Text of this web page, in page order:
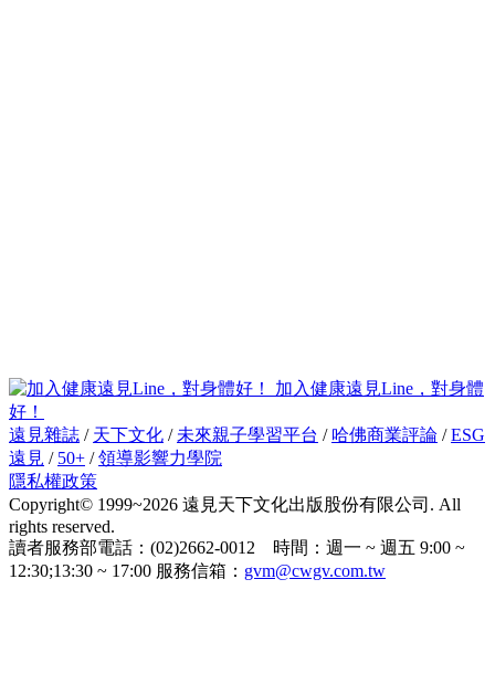
加入健康遠見Line，對身體
好！
遠見雜誌 / 天下文化 / 未來親子學習平台 / 哈佛商業評論 /ESG
遠見 / 50+ /領導影響力學院
隱私權政策
Copyright© 1999~2026 遠見天下文化出版股份有限公司. All
rights reserved.
讀者服務部電話：(02)2662-0012 時間：週一 ~ 週五 9:00 ~
12:30;13:30 ~ 17:00 服務信箱： gvm@cwgv.com.tw